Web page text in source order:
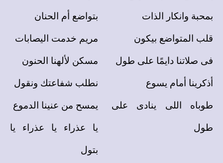
بمحبة وانكار الذات
قلب المتواضع بيكون
فى صلاتنا دايمًا على طول
أذكرينا أمام يسوع
طوباه اللى ينادى على
طول
بتواضع أم الحنان
مريم خدمت اليصابات
مسكن لألهنا الحنون
نطلب شفاعتك ونقول
يمسح من عنينا الدموع
يا عذراء يا عذراء يا
بتول